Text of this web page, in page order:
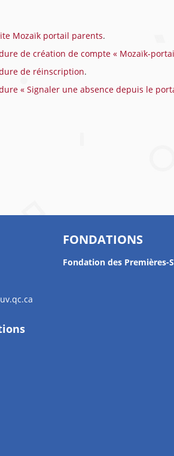
Mozaïk portail parents.
de création de compte « Mozaïk-
de réinscription.
« Signaler une absence depuis le
FONDATIONS
Fondation des Premières-